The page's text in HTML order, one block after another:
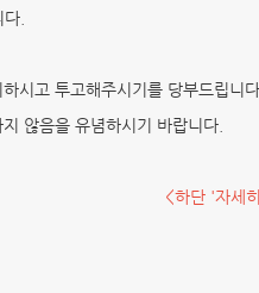
.
시고 투고해주시기를 당부드립니다.
않음을 유념하시기 바랍니다.
<하단 '자세